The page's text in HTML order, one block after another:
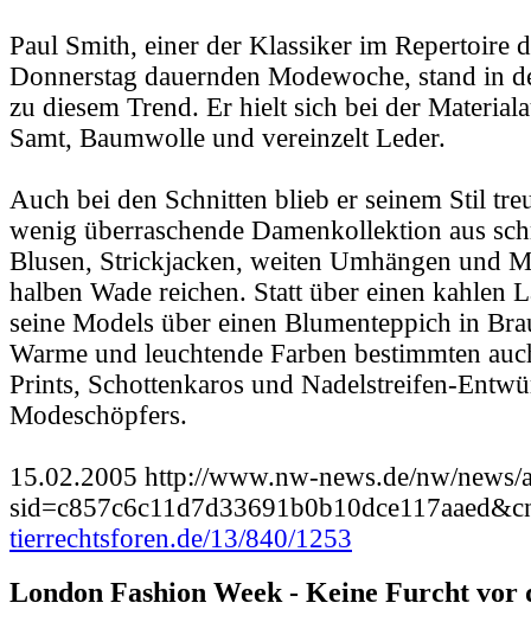
Paul Smith, einer der Klassiker im Repertoire
Donnerstag dauernden Modewoche, stand in
zu diesem Trend. Er hielt sich bei der
Samt, Baumwolle und vereinzelt Leder.
Auch bei den Schnitten blieb er seinem Stil
wenig überraschende Damenkollektion aus
Blusen, Strickjacken, weiten Umhängen und
halben Wade reichen. Statt über einen kahlen
seine Models über einen Blumenteppich in
Warme und leuchtende Farben bestimmten
Prints, Schottenkaros und Nadelstreifen-
Modeschöpfers.
15.02.2005 http://www.nw-news.de/nw/news/
tierrechtsforen.de/13/840/1253
London Fashion Week - Keine Furcht vor